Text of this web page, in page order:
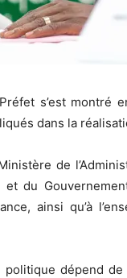
s’est montré
dans la
de
du
ainsi qu’à
dépend de